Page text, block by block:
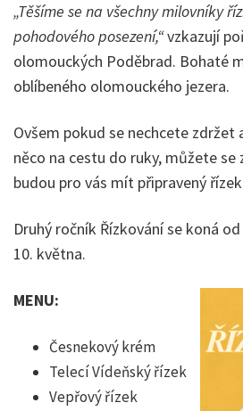
„Těšíme se na všechny milovníky
pohodového posezení,“vzkazují
olomouckých Poděbrad. Bohaté
oblíbeného olomouckého jezera.
Ovšem pokud se nechcete zdržet
něco na cestu do ruky, můžete se
budou pro vás mít připravený
Druhý ročník Řízkování se koná
10. května.
MENU:
Česnekový krém
Telecí Vídeňský řízek
Vepřový řízek